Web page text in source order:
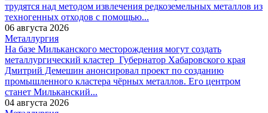
трудятся над методом извлечения редкоземельных металлов из
техногенных отходов с помощью...
06 августа 2026
Металлургия
На базе Мильканского месторождения могут создать
металлургический кластер Губернатор Хабаровского края
Дмитрий Демешин анонсировал проект по созданию
промышленного кластера чёрных металлов. Его центром
станет Мильканский...
04 августа 2026